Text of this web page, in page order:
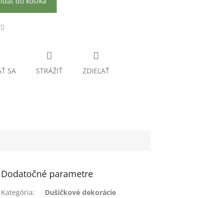
SA STRÁŽIŤ ZDIEĽAŤ
Dodatočné parametre
Kategória:
Dušičkové dekorácie